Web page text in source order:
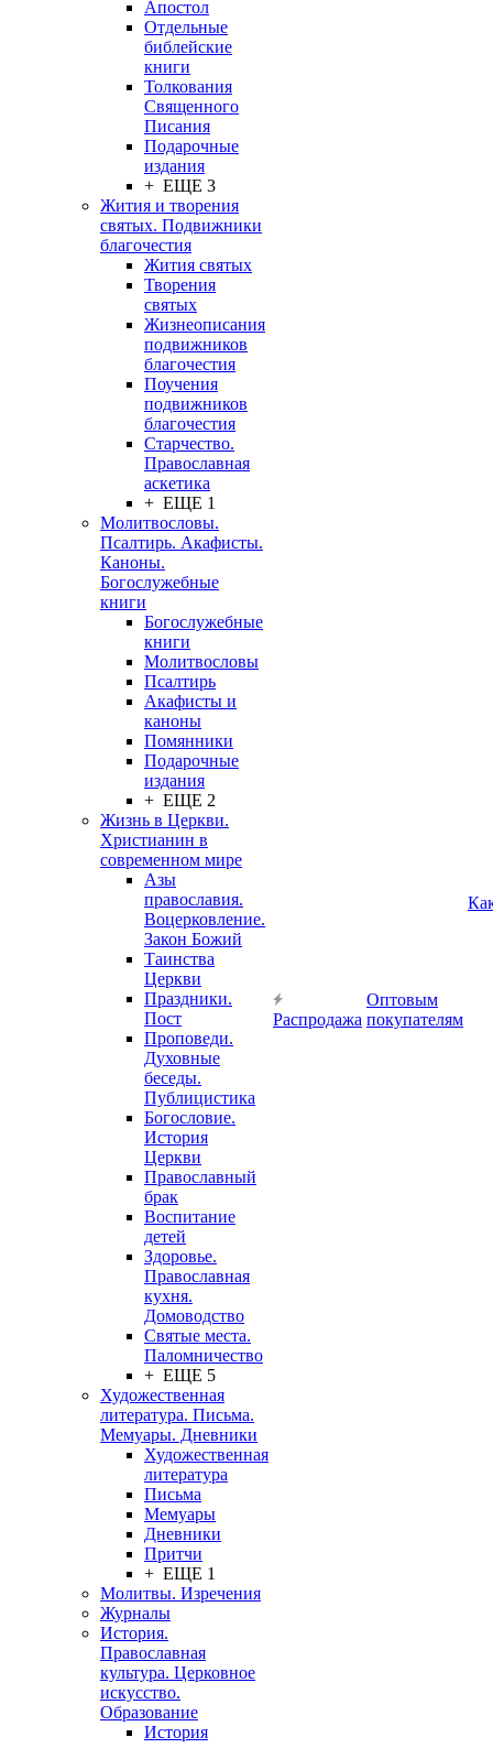
Апостол
Отдельные
библейские
книги
Толкования
Священного
Писания
Подарочные
издания
+ ЕЩЕ 3
Жития и творения
святых. Подвижники
благочестия
Жития святых
Творения
святых
Жизнеописания
подвижников
благочестия
Поучения
подвижников
благочестия
Старчество.
Православная
аскетика
+ ЕЩЕ 1
Молитвословы.
Псалтирь. Акафисты.
Каноны.
Богослужебные
книги
Богослужебные
книги
Молитвословы
Псалтирь
Акафисты и
каноны
Помянники
Подарочные
издания
+ ЕЩЕ 2
Жизнь в Церкви.
Христианин в
современном мире
Азы
православия.
Воцерковление.
Закон Божий
Таинства
Церкви
Праздники.
Пост
Проповеди.
Духовные
беседы.
Публицистика
Богословие.
История
Церкви
Православный
брак
Воспитание
детей
Здоровье.
Православная
кухня.
Домоводство
Святые места.
Паломничество
+ ЕЩЕ 5
Художественная
литература. Письма.
Мемуары. Дневники
Художественная
литература
Письма
Мемуары
Дневники
Притчи
+ ЕЩЕ 1
Молитвы. Изречения
Журналы
История.
Православная
культура. Церковное
искусство.
Образование
История
Распродажа
Оптовым
покупателям